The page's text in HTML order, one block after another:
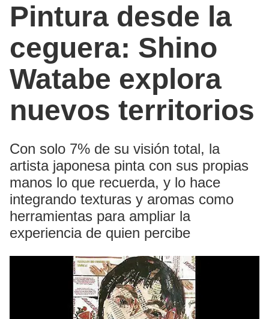
Pintura desde la
ceguera: Shino
Watabe explora
nuevos territorios
Con solo 7% de su visión total, la
artista japonesa pinta con sus propias
manos lo que recuerda, y lo hace
integrando texturas y aromas como
herramientas para ampliar la
experiencia de quien percibe